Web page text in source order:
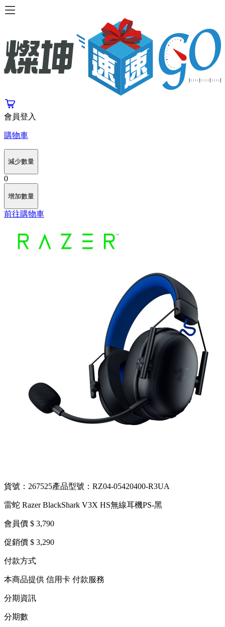
會員登入
購物車
減少數量
0
增加數量
前往購物車
貨號：267525產品型號：RZ04-05420400-R3UA
雷蛇 Razer BlackShark V3X HS無線耳機PS-黑
會員價 $ 3,790
促銷價 $ 3,290
付款方式
本商品提供 信用卡 付款服務
分期資訊
分期數